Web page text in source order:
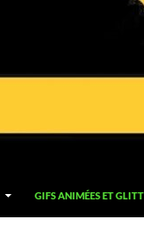
GIFS ANIMÉES ET